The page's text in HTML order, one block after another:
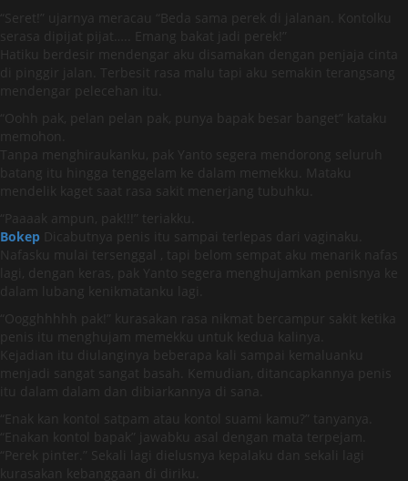
“Seret!” ujarnya meracau “Beda sama perek di jalanan. Kontolku
serasa dipijat pijat….. Emang bakat jadi perek!”
Hatiku berdesir mendengar aku disamakan dengan penjaja cinta
di pinggir jalan. Terbesit rasa malu tapi aku semakin terangsang
mendengar pelecehan itu.
“Oohh pak, pelan pelan pak, punya bapak besar banget” kataku
memohon.
Tanpa menghiraukanku, pak Yanto segera mendorong seluruh
batang itu hingga tenggelam ke dalam memekku. Mataku
mendelik kaget saat rasa sakit menerjang tubuhku.
“Paaaak ampun, pak!!!” teriakku.
Bokep Dicabutnya penis itu sampai terlepas dari vaginaku.
Nafasku mulai tersenggal , tapi belom sempat aku menarik nafas
lagi, dengan keras, pak Yanto segera menghujamkan penisnya ke
dalam lubang kenikmatanku lagi.
“Oogghhhhh pak!” kurasakan rasa nikmat bercampur sakit ketika
penis itu menghujam memekku untuk kedua kalinya.
Kejadian itu diulanginya beberapa kali sampai kemaluanku
menjadi sangat sangat basah. Kemudian, ditancapkannya penis
itu dalam dalam dan dibiarkannya di sana.
“Enak kan kontol satpam atau kontol suami kamu?” tanyanya.
“Enakan kontol bapak” jawabku asal dengan mata terpejam.
“Perek pinter.” Sekali lagi dielusnya kepalaku dan sekali lagi
kurasakan kebanggaan di diriku.